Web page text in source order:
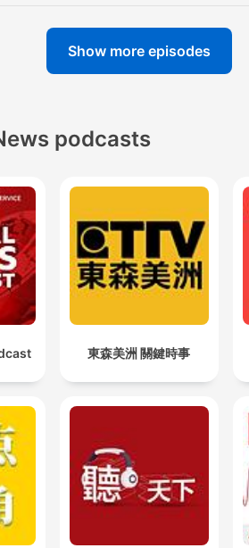
Show more episodes
podcasts
東森美洲 關鍵時事